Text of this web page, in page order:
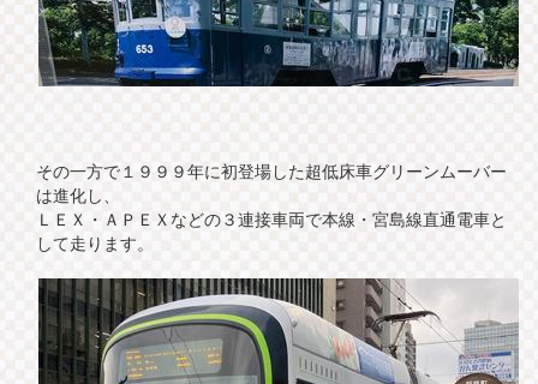
その一方で１９９９年に初登場した超低床車グリーンムーバー
は進化し、
ＬＥＸ・ＡＰＥＸなどの３連接車両で本線・宮島線直通電車と
して走ります。